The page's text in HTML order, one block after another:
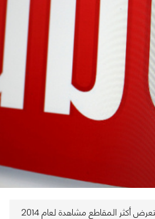
أكثر المقاطع مشاهدة لعام 2014